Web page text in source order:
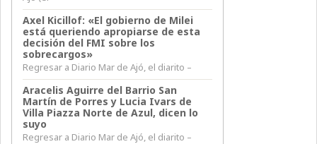
Axel Kicillof: «El gobierno de Milei
está queriendo apropiarse de esta
decisión del FMI sobre los
sobrecargos»
Regresar a Diario Mar de Ajó, el diarito –
Aracelis Aguirre del Barrio San
Martín de Porres y Lucia Ivars de
Villa Piazza Norte de Azul, dicen lo
suyo
Regresar a Diario Mar de Ajó, el diarito –